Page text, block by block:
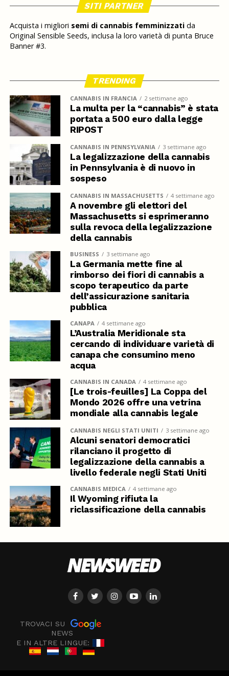
SITI PARTNER
Acquista i migliori semi di cannabis femminizzatida
Original Sensible Seeds, inclusa la loro varietà di punta Bruce
Banner #3.
TRENDING
CANNABIS IN FRANCIA 2 settimane ago
La multa per la “cannabis” è stata
portata a 500 euro dalla legge
RIPOST
CANNABIS IN PENNSYLVANIA 3 settimane ago
La legalizzazione della cannabis
in Pennsylvania è di nuovo in
sospeso
CANNABIS IN MASSACHUSETTS 4 settimane ago
A novembre gli elettori del
Massachusetts si esprimeranno
sulla revoca della legalizzazione
della cannabis
BUSINESS 3 settimane ago
La Germania mette fine al
rimborso dei fiori di cannabis a
scopo terapeutico da parte
dell’assicurazione sanitaria
pubblica
CANAPA 4 settimane ago
L’Australia Meridionale sta
cercando di individuare varietà di
canapa che consumino meno
acqua
CANNABIS IN CANADA 4 settimane ago
[Le trois-feuilles] La Coppa del
Mondo 2026 offre una vetrina
mondiale alla cannabis legale
CANNABIS NEGLI STATI UNITI 3 settimane ago
Alcuni senatori democratici
rilanciano il progetto di
legalizzazione della cannabis a
livello federale negli Stati Uniti
CANNABIS MEDICA 4 settimane ago
Il Wyoming rifiuta la
riclassificazione della cannabis
TROVACI SU
NEWS
E IN ALTRE LINGUE: